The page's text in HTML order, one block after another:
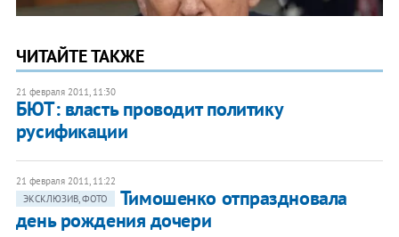
ЧИТАЙТЕ ТАКЖЕ
21 февраля 2011, 11:30
БЮТ: власть проводит политику
русификации
21 февраля 2011, 11:22
ЭКСКЛЮЗИВ, ФОТО
​Тимошенко отпраздновала
день рождения дочери